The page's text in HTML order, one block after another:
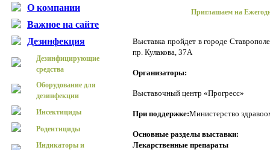
О компании
Важное на сайте
Дезинфекция
Дезинфицирующие
средства
Оборудование для
дезинфекции
Инсектициды
Родентициды
Индикаторы и
Приглашаем на
Выставка пройдет в городе
пр. Кулакова, 37А
Организаторы:
Выставочный центр «Прогресс»
При поддержке:Министерство
Основные разделы выставки:
Лекарственные препараты